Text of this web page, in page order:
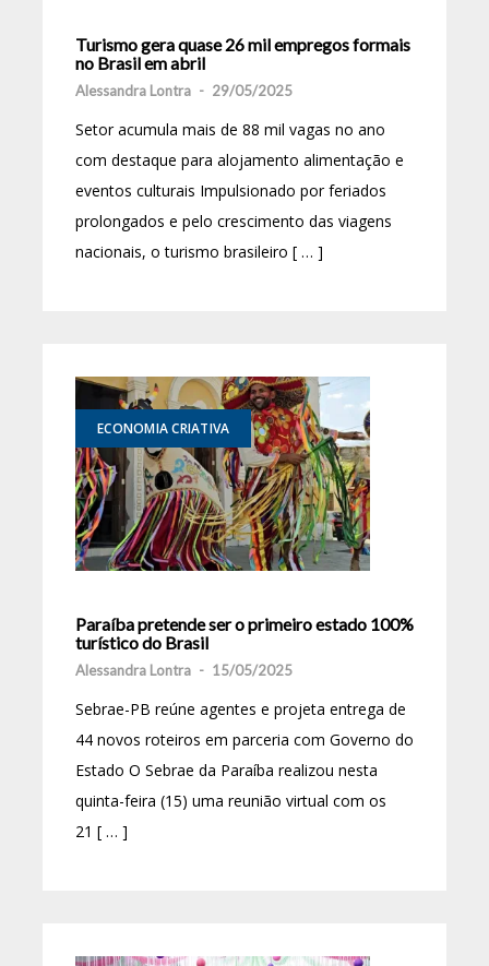
Turismo gera quase 26 mil empregos formais
no Brasil em abril
Alessandra Lontra - 29/05/2025
Setor acumula mais de 88 mil vagas no ano
com destaque para alojamento alimentação e
eventos culturais Impulsionado por feriados
prolongados e pelo crescimento das viagens
nacionais, o turismo brasileiro [ … ]
ECONOMIA CRIATIVA
Paraíba pretende ser o primeiro estado 100%
turístico do Brasil
Alessandra Lontra - 15/05/2025
Sebrae-PB reúne agentes e projeta entrega de
44 novos roteiros em parceria com Governo do
Estado O Sebrae da Paraíba realizou nesta
quinta-feira (15) uma reunião virtual com os
21 [ … ]